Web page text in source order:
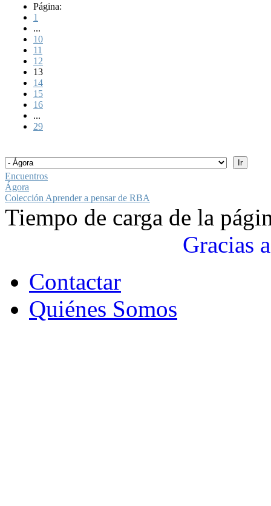
Página:
1
...
10
11
12
13
14
15
16
...
29
Encuentros
Ágora
Colección Aprender a pensar de RBA
Tiempo de carga de la
Gracias a
Contactar
Quiénes Somos